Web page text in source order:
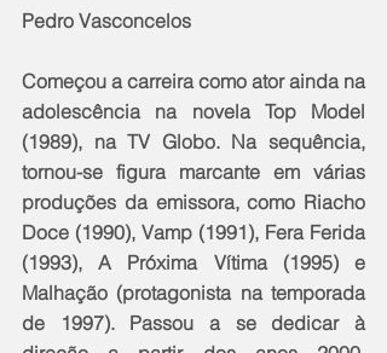
Pedro Vasconcelos
Começou a carreira como ator ainda na
adolescência na novela Top Model
(1989), na TV Globo. Na sequência,
tornou-se figura marcante em várias
produções da emissora, como Riacho
Doce (1990), Vamp (1991), Fera Ferida
(1993), A Próxima Vítima (1995) e
Malhação (protagonista na temporada
de 1997). Passou a se dedicar à